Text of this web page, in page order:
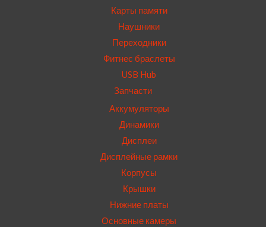
Карты памяти
Наушники
Переходники
Фитнес браслеты
USB Hub
Запчасти
Аккумуляторы
Динамики
Дисплеи
Дисплейные рамки
Корпусы
Крышки
Нижние платы
Основные камеры